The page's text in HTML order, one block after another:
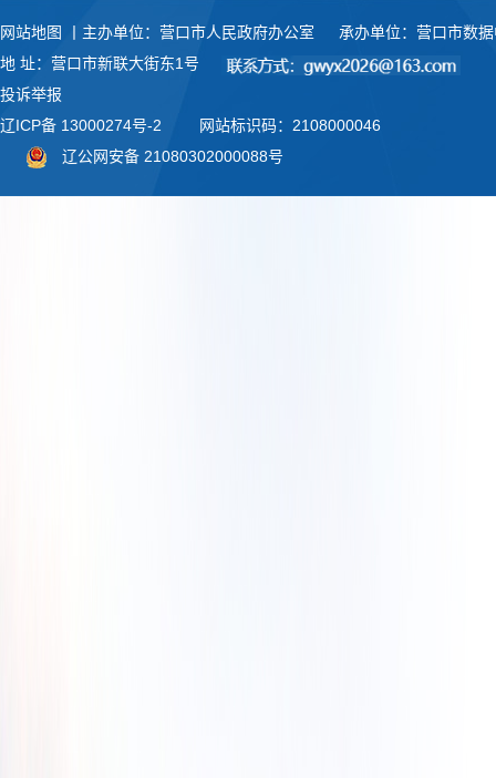
网站地图 丨主办单位：营口市人民政府办公室
承办单位：营口市数
地 址：营口市新联大街东1号
投诉举报
辽ICP备 13000274号-2
网站标识码：2108000046
辽公网安备 21080302000088号